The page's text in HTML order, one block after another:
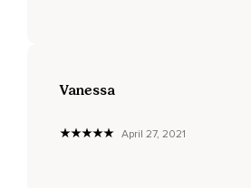
gedeihen.Vanessa
April 27, 2021